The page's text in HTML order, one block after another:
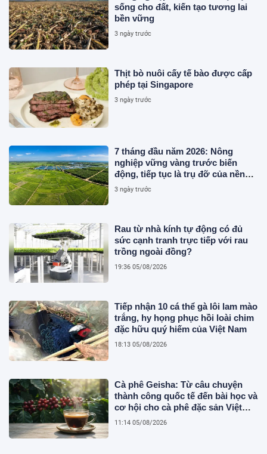
sống cho đất, kiến tạo tương lai
bền vững
3 ngày trước
Thịt bò nuôi cấy tế bào được cấp
phép tại Singapore
3 ngày trước
7 tháng đầu năm 2026: Nông
nghiệp vững vàng trước biến
động, tiếp tục là trụ đỡ của nền
kinh tế
3 ngày trước
Rau từ nhà kính tự động có đủ
sức cạnh tranh trực tiếp với rau
trồng ngoài đồng?
19:36 05/08/2026
Tiếp nhận 10 cá thể gà lôi lam mào
trắng, hy họng phục hồi loài chim
đặc hữu quý hiếm của Việt Nam
18:13 05/08/2026
Cà phê Geisha: Từ câu chuyện
thành công quốc tế đến bài học và
cơ hội cho cà phê đặc sản Việt
Nam
11:14 05/08/2026